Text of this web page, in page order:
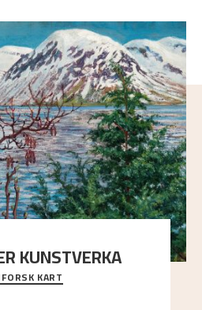
KUNSTVERKA
utsiktene i Astrups malerier
KART